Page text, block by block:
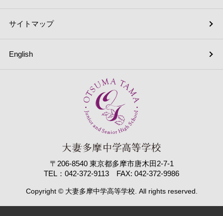
English
サイトマップ
〒206-8540 東京都多摩市唐木田2-7-1
TEL：042-372-9113 FAX: 042-372-9986
Copyright © 大妻多摩中学高等学校. All rights reserved.